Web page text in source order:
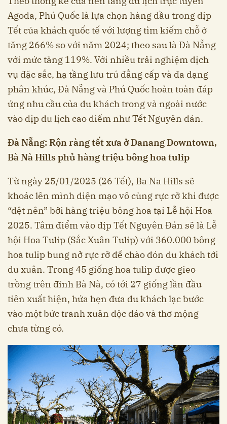
Agoda, Phú Quốc là lựa chọn hàng đầu trong dịp
Tết của khách quốc tế với lượng tìm kiếm chỗ ở
tăng 266% so với năm 2024; theo sau là Đà Nẵng
với mức tăng 119%. Với nhiều trải nghiệm dịch
vụ đặc sắc, hạ tầng lưu trú đẳng cấp và đa dạng
phân khúc, Đà Nẵng và Phú Quốc hoàn toàn đáp
ứng nhu cầu của du khách trong và ngoài nước
vào dịp du lịch cao điểm như Tết Nguyên đán.
Đà Nẵng: Rộn ràng tết xưa ở Danang Downtown,
Bà Nà Hills phủ hàng triệu bông hoa tulip
Từ ngày 25/01/2025 (26 Tết), Ba Na Hills sẽ
khoác lên mình diện mạo vô cùng rực rỡ khi được
“dệt nên” bởi hàng triệu bông hoa tại Lễ hội Hoa
2025. Tâm điểm vào dịp Tết Nguyên Đán sẽ là Lễ
hội Hoa Tulip (Sắc Xuân Tulip) với 360.000 bông
hoa tulip bung nở rực rỡ để chào đón du khách tới
du xuân. Trong 45 giống hoa tulip được gieo
trồng trên đỉnh Bà Nà, có tới 27 giống lần đầu
tiên xuất hiện, hứa hẹn đưa du khách lạc bước
vào một bức tranh xuân độc đáo và thơ mộng
chưa từng có.